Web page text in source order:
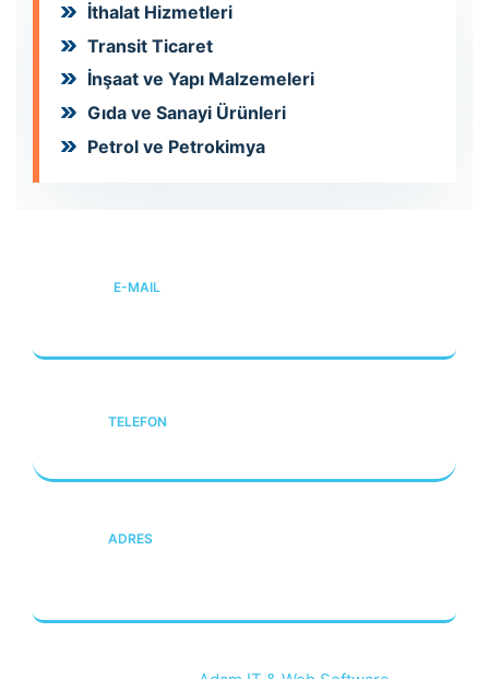
İthalat Hizmetleri
Transit Ticaret
İnşaat ve Yapı Malzemeleri
Gıda ve Sanayi Ürünleri
Petrol ve Petrokimya
E-MAIL
TELEFON
ADRES